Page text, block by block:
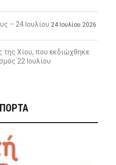
– 24 Ιουλίου 24 Ιουλίου 2026
της Χίου, που εκδιώχθηκε
22 Ιουλίου